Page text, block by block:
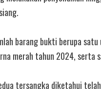
barang bukti berupa satu
merah tahun 2024, serta
tersangka diketahui